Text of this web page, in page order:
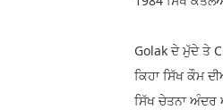
Golak ਦੇ ਮੁੱਦੇ ਤੇ
ਕਿਹਾ ਸਿੱਖ ਕੌਮ
ਸਿੱਖ ਚੇਤਨਾ ਅੰਦਰ